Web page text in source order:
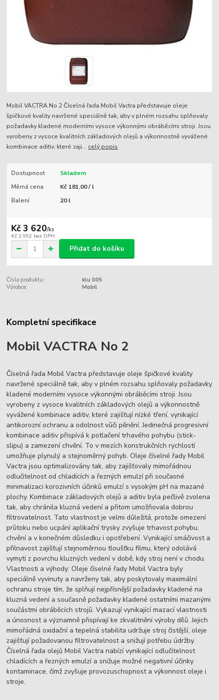
Mobil VACTRA No 2 Číselná řada Mobil Vactra představuje oleje
špičkové kvality navržené speciálně tak, aby v plném rozsahu splňovaly
požadavky kladené moderními vysoce výkonnými obráběcími stroji. Jsou
vyrobeny z vysoce kvalitních základových olejů a výkonnostně vyvážené
kombinace aditiv, které zaji... celý popis
Dostupnost
Skladem
Měrná cena
Kč 181,00 / l
Balení
20 l
Kč 3 620/ks
Kč 2 992 bez DPH
Přidat do košíku
Číslo produktu:
klu 005
Výrobce:
Mobil
Kompletní specifikace
Mobil VACTRA No 2
Číselná řada Mobil Vactra představuje oleje špičkové kvality
navržené speciálně tak, aby v plném rozsahu splňovaly požadavky
kladené moderními vysoce výkonnými obráběcími stroji. Jsou
vyrobeny z vysoce kvalitních základových olejů a výkonnostně
vyvážené kombinace aditiv, které zajišťují nízké tření, vynikající
antikorozní ochranu a odolnost vůči pěnění. Jedinečná progresivní
kombinace aditiv přispívá k potlačení trhavého pohybu (stick-
slipu) a zamezení chvění. To v mezích konstrukčních rychlostí
umožňuje plynulý a stejnoměrný pohyb. Oleje číselné řady Mobil
Vactra jsou optimalizovány tak, aby zajišťovaly mimořádnou
odlučitelnost od chladících a řezných emulzí při současné
minimalizaci korozivních účinků emulzí s vysokým pH na mazané
plochy. Kombinace základových olejů a aditiv byla pečlivě zvolena
tak, aby chránila kluzná vedení a přitom umožňovala dobrou
filtrovatelnost. Tato vlastnost je velmi důležitá, protože omezení
průtoku nebo ucpání aplikační trysky zvyšuje trhavost pohybu,
chvění a v konečném důsledku i opotřebení. Vynikající smáčivost a
přilnavost zajišťují stejnoměrnou tloušťku filmu, který odolává
vymytí z povrchu kluzných vedení v době, kdy stroj není v chodu.
Vlastnosti a výhody: Oleje číselné řady Mobil Vactra byly
speciálně vyvinuty a navrženy tak, aby poskytovaly maximální
ochranu stroje tím, že splňují nejpřísnější požadavky kladené na
kluzná vedení a současně požadavky kladené ostatními mazanými
součástmi obráběcích strojů. Vykazují vynikající mazací vlastnosti
a únosnost a významně přispívají ke zkvalitnění výroby dílů. Jejich
mimořádná oxidační a tepelná stabilita udržuje stroj čistější, oleje
zajišťují požadovanou filtrovatelnost a snižují potřebu údržby.
Číselná řada olejů Mobil Vactra nabízí vynikající odlučitelnost
chladících a řezných emulzí a snižuje možné negativní účinky
kontaminace, čímž zvyšuje provozuschopnost a výkonnost oleje i
stroje.